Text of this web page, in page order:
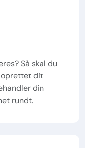
Så skal du
oprettet dit
din
rundt.